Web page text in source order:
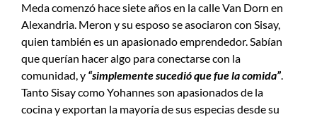
Meda comenzó hace siete años en la calle Van Dorn en
Alexandria. Meron y su esposo se asociaron con Sisay,
quien también es un apasionado emprendedor. Sabían
que querían hacer algo para conectarse con la
comunidad, y “simplemente sucedió que fue la comida”.
Tanto Sisay como Yohannes son apasionados de la
cocina y exportan la mayoría de sus especias desde su